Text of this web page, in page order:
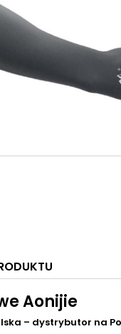
Aonijie
– dystrybutor na